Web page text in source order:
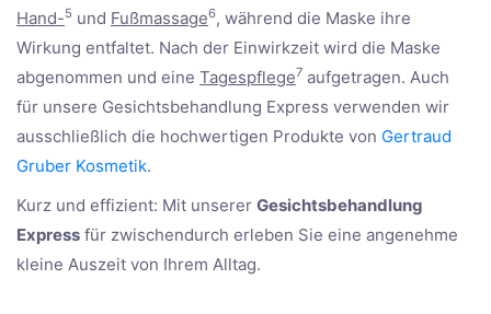
Hand-5 und Fußmassage6, während die Maske ihre
Wirkung entfaltet. Nach der Einwirkzeit wird die Maske
abgenommen und eine Tagespflege7 aufgetragen. Auch
für unsere Gesichtsbehandlung Express verwenden wir
ausschließlich die hochwertigen Produkte von Gertraud
Gruber Kosmetik.
Kurz und effizient: Mit unserer Gesichtsbehandlung
Express für zwischendurch erleben Sie eine angenehme
kleine Auszeit von Ihrem Alltag.